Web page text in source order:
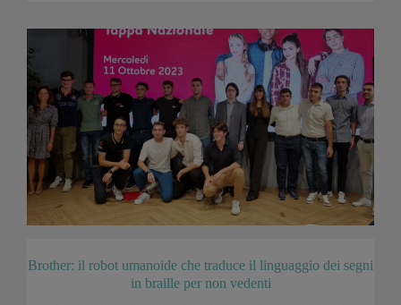
Brother: il robot umanoide che traduce il linguaggio dei segni
in braille per non vedenti